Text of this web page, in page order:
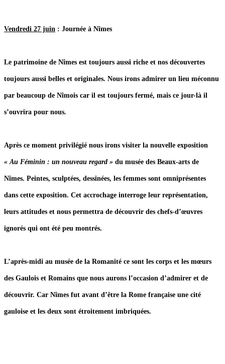
Vendredi 27 juin : Journée à Nîmes
Le patrimoine de Nîmes est toujours aussi riche et nos découvertes
toujours aussi belles et originales. Nous irons admirer un lieu méconnu
par beaucoup de Nîmois car il est toujours fermé, mais ce jour-là il
s’ouvrira pour nous.
Après ce moment privilégié nous irons visiter la nouvelle exposition
« Au Féminin : un nouveau regard » du musée des Beaux-arts de
Nîmes. Peintes, sculptées, dessinées, les femmes sont omniprésentes
dans cette exposition. Cet accrochage interroge leur représentation,
leurs attitudes et nous permettra de découvrir des chefs-d’œuvres
ignorés qui ont été peu montrés.
L’après-midi au musée de la Romanité ce sont les corps et les mœurs
des Gaulois et Romains que nous aurons l’occasion d’admirer et de
découvrir. Car Nîmes fut avant d’être la Rome française une cité
gauloise et les deux sont étroitement imbriquées.